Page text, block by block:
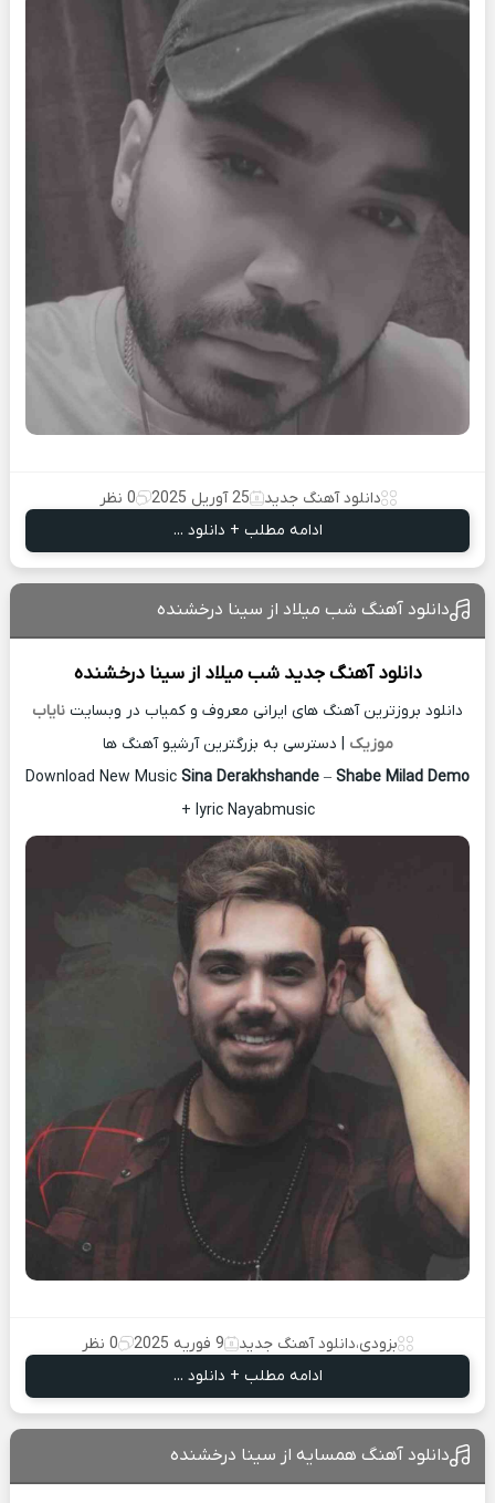
دانلود آهنگ جدید 25 آوریل 2025
0 نظر
ادامه مطلب + دانلود ...
دانلود آهنگ شب میلاد از سینا درخشنده
دانلود آهنگ جدید شب میلاد ازسینا درخشنده
دانلود بروزترین آهنگ های ایرانی معروف و کمیاب در وبسایت نایاب
موزیک | دسترسی به بزرگترین آرشیو آهنگ ها
Download New Music Sina Derakhshande – Shabe Milad Demo
+ lyric Nayabmusic
بزودی،دانلود آهنگ جدید 9 فوریه 2025
0 نظر
ادامه مطلب + دانلود ...
دانلود آهنگ همسایه از سینا درخشنده